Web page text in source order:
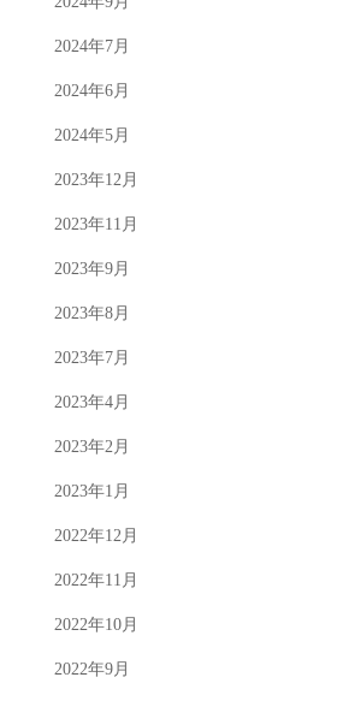
2024年7月
2024年6月
2024年5月
2023年12月
2023年11月
2023年9月
2023年8月
2023年7月
2023年4月
2023年2月
2023年1月
2022年12月
2022年11月
2022年10月
2022年9月